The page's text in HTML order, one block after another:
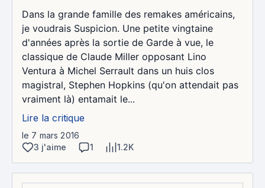
Dans la grande famille des remakes américains,
je voudrais Suspicion. Une petite vingtaine
d'années après la sortie de Garde à vue, le
classique de Claude Miller opposant Lino
Ventura à Michel Serrault dans un huis clos
magistral, Stephen Hopkins (qu'on attendait pas
vraiment là) entamait le...
Lire la critique
le 7 mars 2016
3 j'aime
1 1.2K